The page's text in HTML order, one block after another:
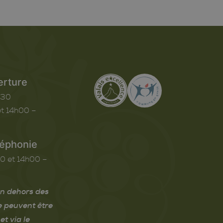
14h00 –
et 14h00 –
dehors des
peuvent être
via le